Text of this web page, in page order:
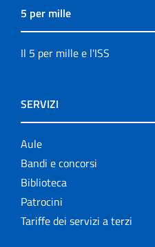
5 per mille
Il 5 per mille e l'ISS
SERVIZI
Aule
Bandi e concorsi
Biblioteca
Patrocini
Tariffe dei servizi a terzi